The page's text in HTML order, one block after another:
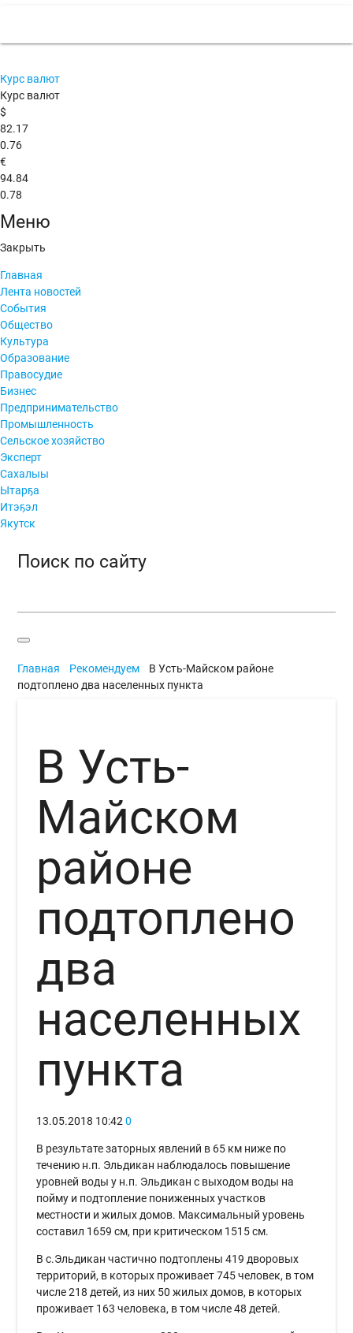
Курс валют
Курс валют
$
82.17
0.76
€
94.84
0.78
Меню
Закрыть
Главная
Лента новостей
События
Общество
Культура
Образование
Правосудие
Бизнес
Предпринимательство
Промышленность
Сельское хозяйство
Эксперт
Сахалыы
Ытарҕа
Итэҕэл
Якутск
Поиск по сайту
Главная Рекомендуем
В Усть-Майском районе
подтоплено два населенных пункта
В Усть-
Майском
районе
подтоплено
два
населенных
пункта
13.05.2018 10:42 0
В результате заторных явлений в 65 км ниже по
течению н.п. Эльдикан наблюдалось повышение
уровней воды у н.п. Эльдикан с выходом воды на
пойму и подтопление пониженных участков
местности и жилых домов. Максимальный уровень
составил 1659 см, при критическом 1515 см.
В с.Эльдикан частично подтоплены 419 дворовых
территорий, в которых проживает 745 человек, в том
числе 218 детей, из них 50 жилых домов, в которых
проживает 163 человека, в том числе 48 детей.